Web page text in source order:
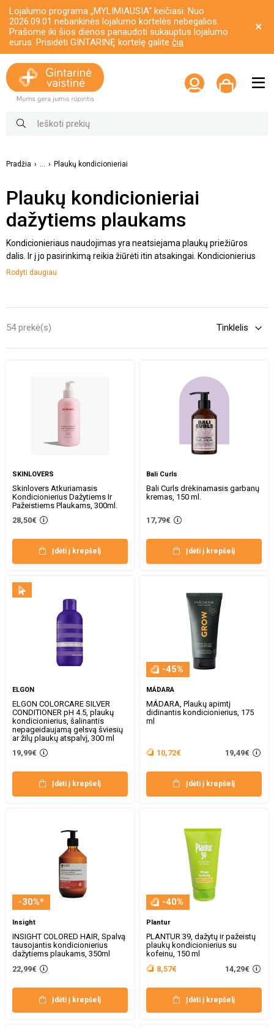
Lojalumo programa „MYLIMIAUSIA“ keičiasi. Nuo
2026.09.01 nebankinės lojalumo kortelės nebegalios.
Prašome iki šios dienos panaudoti sukauptus lojalumo
eurus. Prisidėti GINTARINĘ kortelę galite čia
Pradžia ... Plaukų kondicionieriai
Plaukų kondicionieriai
dažytiems plaukams
Kondicionieriaus naudojimas yra neatsiejama plaukų priežiūros
dalis. Ir į jo pasirinkimą reikia žiūrėti itin atsakingai. Kondicionierius
drėkina, maitina bei prisotina plaukus naudingais elementais. Taip
žvilgesio trūkumas ir kt. Tačiaudažytiems plaukams reikėtų rinktis
žalingo aplinkos poveikio, juos drėkinti ir užkirsti kelią
išsausėjimui ir tuo pačiu metu išlaikyti ryškią plaukų spalvą.
Rodyti daugiau
54 prekė(s)
SKINLOVERS
Skinlovers Atkuriamasis
Kondicionierius Dažytiems Ir
Pažeistiems Plaukams, 300ml.
28,50€
Įdėti į krepšelį
Bali Curls
Bali Curls drėkinamasis garbanų
kremas, 150 ml.
17,79€
Įdėti į krepšelį
ELGON
ELGON COLORCARE SILVER
CONDITIONER pH 4.5, plaukų
kondicionierius, šalinantis
nepageidaujamą gelsvą šviesių
ar žilų plaukų atspalvį, 300 ml
19,99€
Įdėti į krepšelį
-45%
MÁDARA
MÁDARA, Plaukų apimtį
didinantis kondicionierius, 175
ml
10,72€ 19,49€
Įdėti į krepšelį
-30%*
Insight
INSIGHT COLORED HAIR, Spalvą
tausojantis kondicionierius
dažytiems plaukams, 350ml
22,99€
Įdėti į krepšelį
-40%
Plantur
PLANTUR 39, dažytų ir pažeistų
plaukų kondicionierius su
kofeinu, 150 ml
8,57€
14,29€
Įdėti į krepšelį